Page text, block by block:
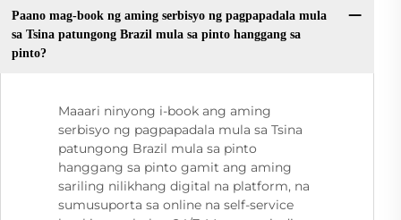
Paano mag-book ng aming serbisyo ng pagpapadala mula
sa Tsina patungong Brazil mula sa pinto hanggang sa
pinto?
Maaari ninyong i-book ang aming
serbisyo ng pagpapadala mula sa Tsina
patungong Brazil mula sa pinto
hanggang sa pinto gamit ang aming
sariling nilikhang digital na platform, na
sumusuporta sa online na self-service